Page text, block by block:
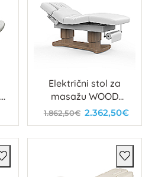
Električni stol za
masažu WOOD
LUXURY
1.862,50€ 2.362,50€